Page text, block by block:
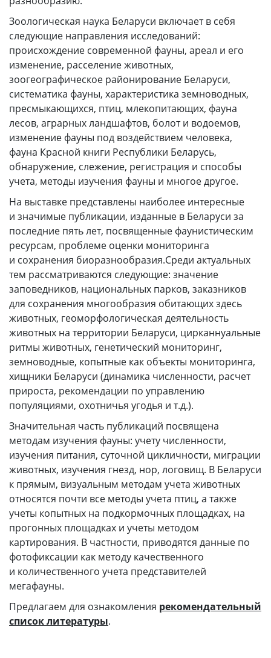
Зоологическая наука Беларуси включает в себя
следующие направления исследований:
происхождение современной фауны, ареал и его
изменение, расселение животных,
зоогеографическое районирование Беларуси,
систематика фауны, характеристика земноводных,
пресмыкающихся, птиц, млекопитающих, фауна
лесов, аграрных ландшафтов, болот и водоемов,
изменение фауны под воздействием человека,
фауна Красной книги Республики Беларусь,
обнаружение, слежение, регистрация и способы
учета, методы изучения фауны и многое другое.
На выставке представлены наиболее интересные
и значимые публикации, изданные в Беларуси за
последние пять лет, посвященные фаунистическим
ресурсам, проблеме оценки мониторинга
и сохранения биоразнообразия.Среди актуальных
тем рассматриваются следующие: значение
заповедников, национальных парков, заказников
для сохранения многообразия обитающих здесь
животных, геоморфологическая деятельность
животных на территории Беларуси, цирканнуальные
ритмы животных, генетический мониторинг,
земноводные, копытные как объекты мониторинга,
хищники Беларуси (динамика численности, расчет
прироста, рекомендации по управлению
популяциями, охотничья угодья и т.д.).
Значительная часть публикаций посвящена
методам изучения фауны: учету численности,
изучения питания, суточной цикличности, миграции
животных, изучения гнезд, нор, логовищ. В Беларуси
к прямым, визуальным методам учета животных
относятся почти все методы учета птиц, а также
учеты копытных на подкормочных площадках, на
прогонных площадках и учеты методом
картирования. В частности, приводятся данные по
фотофиксации как методу качественного
и количественного учета представителей
мегафауны.
Предлагаем для ознакомления рекомендательный
список литературы.